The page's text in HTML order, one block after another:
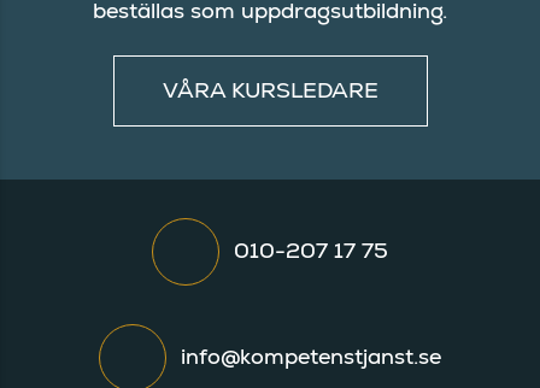
beställas som uppdragsutbildning.
VÅRA KURSLEDARE
010-207 17 75
info@kompetenstjanst.se